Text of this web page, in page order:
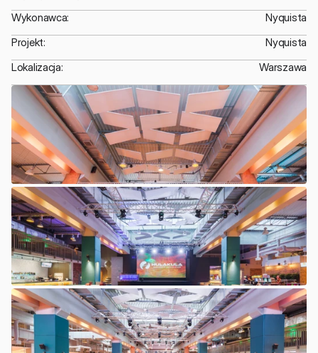
Wykonawca:
Nyquista
Projekt:
Nyquista
Lokalizacja:
Warszawa